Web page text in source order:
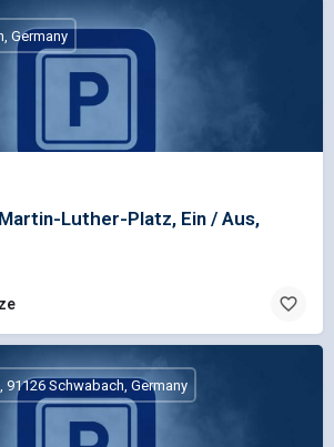
Luther-Platz, Ein / Aus,
Germany
91126 Schwabach, Germany